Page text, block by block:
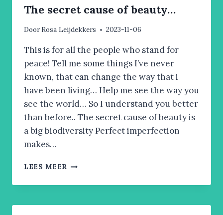
YOURSELVE
LIVE
THE
The secret cause of beauty…
DoorRosa Leijdekkers 2023-11-06
This is for all the people who stand for
peace! Tell me some things I’ve never
known, that can change the way that i
have been living… Help me see the way you
see the world… So I understand you better
than before.. The secret cause of beauty is
a big biodiversity Perfect imperfection
makes…
LEES MEER THE
CAUSE
BEAUTY…